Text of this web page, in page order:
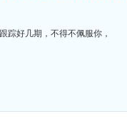
踪好几期，不得不佩服你，